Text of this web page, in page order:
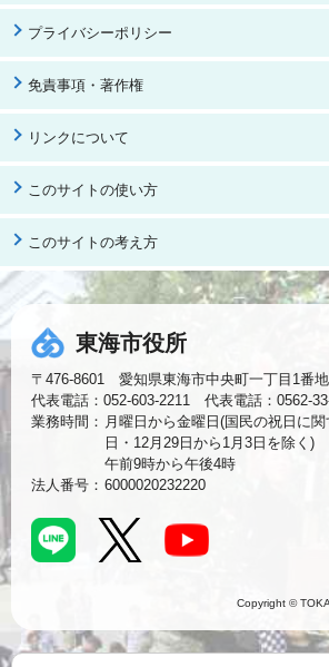
プライバシーポリシー
免責事項・著作権
リンクについて
このサイトの使い方
このサイトの考え方
東海市役所
〒476-8601 愛知県東海市中央町一丁目1番地
代表電話：052-603-2211 代表電話：0562-
業務時間： 月曜日から金曜日(国民の祝日に
日・12月29日から1月3日を除く)
午前9時から午後4時
法人番号： 6000020232220
Copyright ©